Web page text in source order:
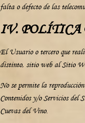
falta o defecto de las
IV. POLÍTICA
El Usuario o tercero que
distinto, sitio web al Sitio
No se permite la
Contenidos y/o Servicios del
Cuevas del Vino.